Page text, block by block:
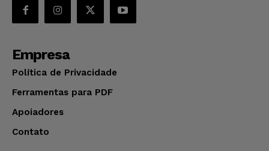
Empresa
Política de Privacidade
Ferramentas para PDF
Apoiadores
Contato